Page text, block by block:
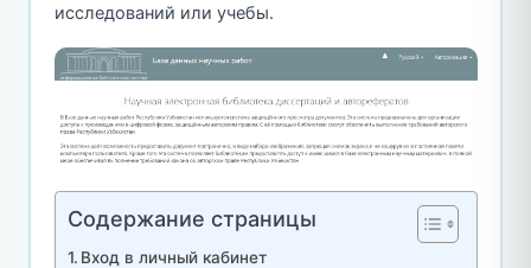
исследований или учебы.
Содержание страницы
Вход в личный кабинет